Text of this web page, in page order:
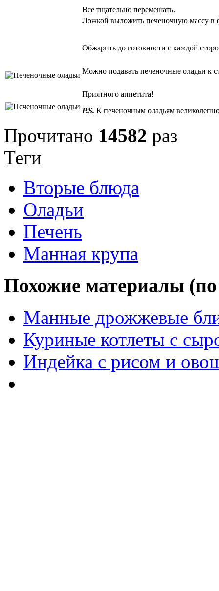
Все тщательно перемешать.
Ложкой выложить печеночную массу в
Обжарить до готовности с каждой
Можно подавать печеночные оладьи к
Приятного аппетита!
P.S. К печеночным оладьям
Прочитано 14582 раз
Теги
Вторые блюда
Оладьи
Печень
Манная крупа
Похожие материалы (по
Манные дрожжевые
Куриные котлеты с
Индейка с рисом и